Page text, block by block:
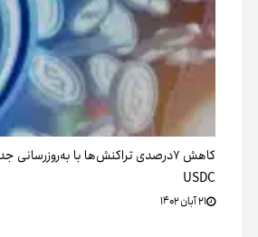
کاهش ۷درصدی تراکنش‌ها با
USDC
۲۱ آبان ۱۴۰۲